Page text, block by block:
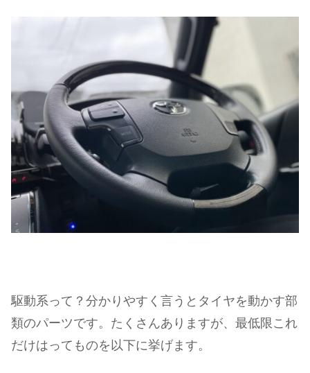
駆動系って？分かりやすく言うとタイヤを動かす部
類のパーツです。たくさんありますが、最低限これ
だけはってものを以下に挙げます。